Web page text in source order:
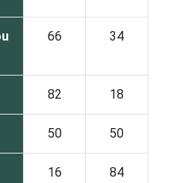
66 34
82 18
50 50
16 84